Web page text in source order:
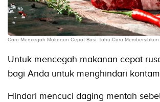
Cara Mencegah Makanan Cepat Basi: Tahu Cara
Untuk mencegah makanan cepat
bagi Anda untuk menghindari
Hindari mencuci daging mentah